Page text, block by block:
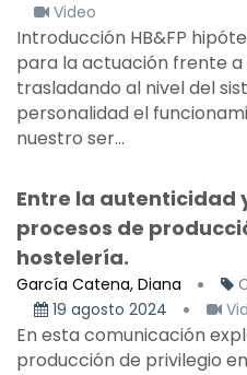
Video
Introducción HB&FP
para la actuación frente a
trasladando al nivel del
personalidad el
nuestro ser...
Entre la autenticidad
procesos de
hostelería.
García Catena, Diana
19 agosto 2024
En esta comunicación
producción de privilegio